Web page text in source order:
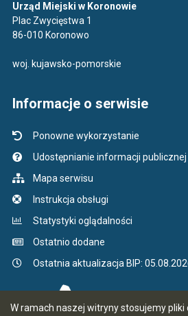
W ramach naszej witryny stosujemy pliki
Urząd Miejski w Koronowie
Plac Zwycięstwa 1
86-010 Koronowo
woj. kujawsko-pomorskie
Informacje o serwisie
Ponowne wykorzystanie
Udostępnianie informacji publicznej
Mapa serwisu
Instrukcja obsługi
Statystyki oglądalności
Ostatnio dodane
Ostatnia aktualizacja BIP: